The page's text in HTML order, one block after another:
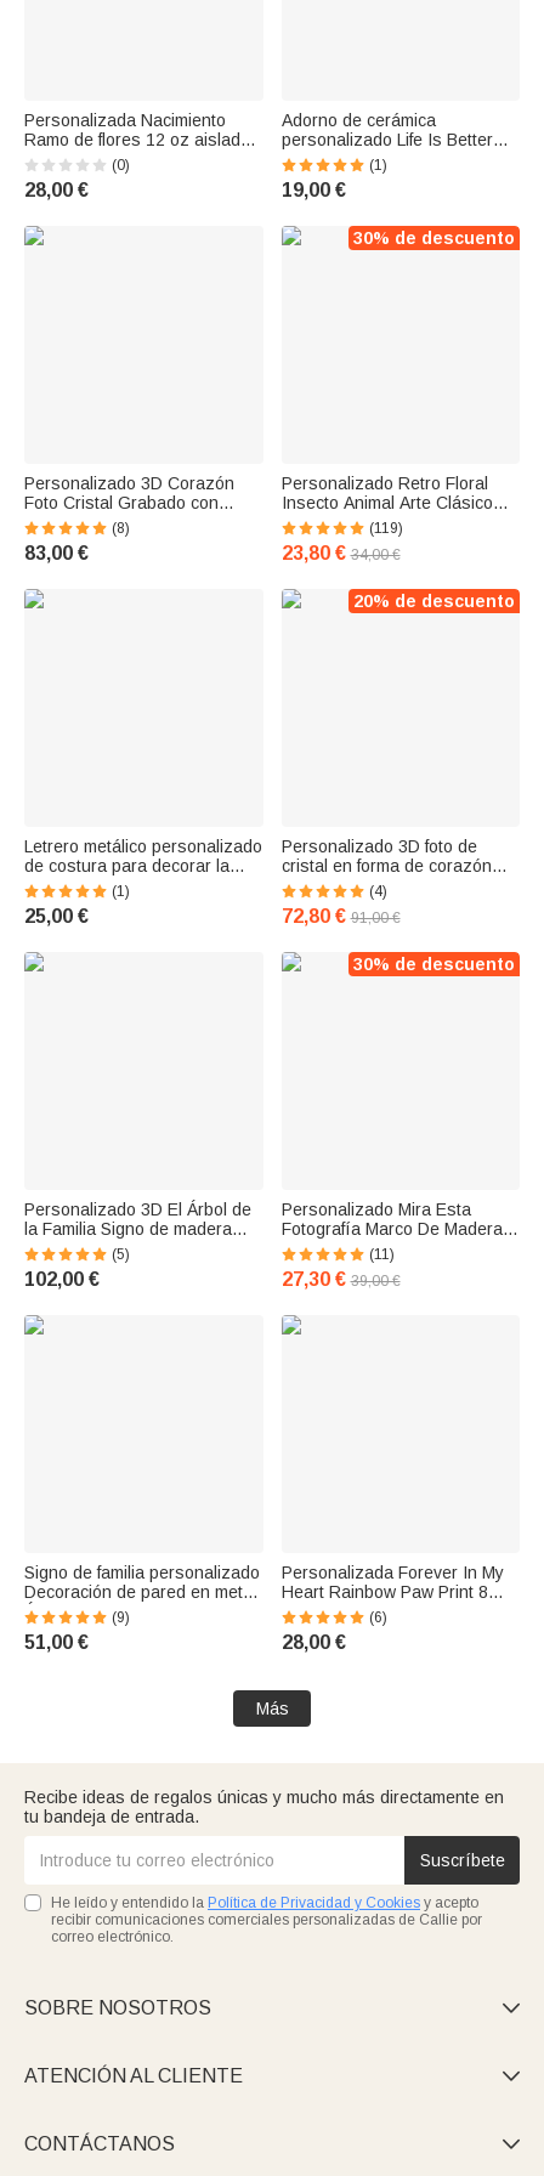
Personalizada Nacimiento
Ramo de flores 12 oz aislado
Vaso de Vino Tema del Jardín
Taza de café Cumpleaños
Regalo de la familia para la
(0)
28,00 €
Adorno de cerámica
personalizado Life Is Better
With Brothers & Sisters con
nombres Regalo de Navidad
para la familia Hermanos
(1)
19,00 €
Personalizado 3D Corazón
Foto Cristal Grabado con
Base de Luz LED
(8)
83,00 €
30% de descuento
Personalizado Retro Floral
Insecto Animal Arte Clásico
Metal Jardín Signo
Cumpleaños Housewarming
Regalo
(119)
23,80 € 34,00 €
Letrero metálico personalizado
de costura para decorar la
pared
(1)
25,00 €
20% de descuento
Personalizado 3D foto de
cristal en forma de corazón
con base de luz LED
(4)
72,80 € 91,00 €
Personalizado 3D El Árbol de
la Familia Signo de madera
con 1-9 nombres grabados y
etiquetas de corazón
Housewarming Boda Home
(5)
102,00 €
30% de descuento
Personalizado Mira Esta
Fotografía Marco De Madera
Divertido Regalo
(11)
27,30 € 39,00 €
Signo de familia personalizado
Decoración de pared en metal
Árbol de la vida
(9)
51,00 €
Personalizada Forever In My
Heart Rainbow Paw Print 8
Photo Colleges Manta con
Nombre Año Memorial
Simpatía Pérdida de Mascota
(6)
28,00 €
Más
Recibe ideas de regalos únicas y mucho más directamente en
tu bandeja de entrada.
Suscríbete
He leído y entendido la Política de Privacidad y Cookies y acepto
recibir comunicaciones comerciales personalizadas de Callie por
correo electrónico.
SOBRE NOSOTROS 
ATENCIÓN AL CLIENTE 
CONTÁCTANOS 